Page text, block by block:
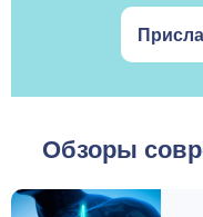
Обзоры